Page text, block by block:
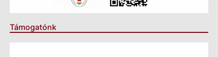
Támogatónk